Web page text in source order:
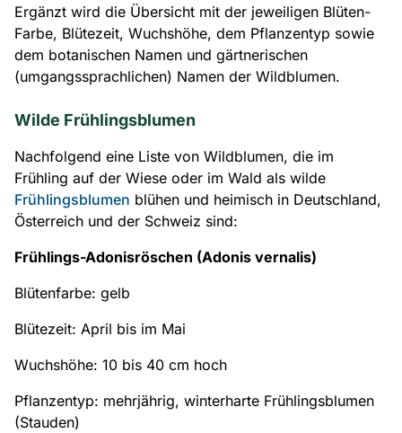
Ergänzt wird die Übersicht mit der jeweiligen Blüten-
Farbe, Blütezeit, Wuchshöhe, dem Pflanzentyp sowie
dem botanischen Namen und gärtnerischen
(umgangssprachlichen) Namen der Wildblumen.
Wilde Frühlingsblumen
Nachfolgend eine Liste von Wildblumen, die im
Frühling auf der Wiese oder im Wald als wilde
Frühlingsblumen blühen und heimisch in Deutschland,
Österreich und der Schweiz sind:
Frühlings-Adonisröschen (Adonis vernalis)
Blütenfarbe: gelb
Blütezeit: April bis im Mai
Wuchshöhe: 10 bis 40 cm hoch
Pflanzentyp: mehrjährig, winterharte Frühlingsblumen
(Stauden)